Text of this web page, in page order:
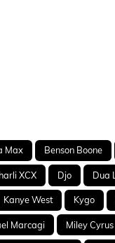
Max Benson Boone
XCX Djo Dua
Kanye West Kygo
Marcagi Miley Cyrus